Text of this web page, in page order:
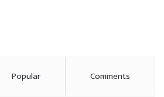
Popular Comments